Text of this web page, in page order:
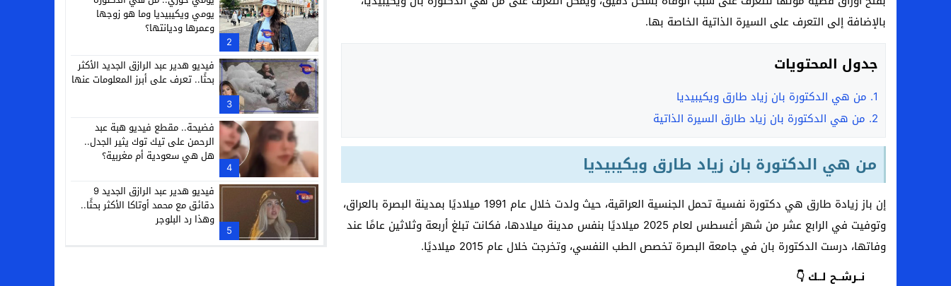
سامو كوستا في معسكر النصر السعودي.. هل انتهت أزمة العالمي المالية؟
من هي لوز مينديز زوجة إبراهيم دياز بعد خطفها للأنظار؟
الموصل العراقي يعلن ضم المهاجم يوسف أسامة نبيه
بالإضافة إلى التعرف على السيرة الذاتية الخاصة بها.
جدول المحتويات
1. من هي الدكتورة بان زياد طارق ويكيبيديا
2. من هي الدكتورة بان زياد طارق السيرة الذاتية
من هي الدكتورة بان زياد طارق ويكيبيديا
إن باز زيادة طارق هي دكتورة نفسية تحمل الجنسية العراقية، حيث ولدت خلال عام 1991 ميلاديًا بمدينة البصرة بالعراق،
وتوفيت في الرابع عشر من شهر أغسطس لعام 2025 ميلاديًا بنفس مدينة ميلادها، فكانت تبلغ أربعة وثلاثين عامًا عند
وفاتها، درست الدكتورة بان في جامعة البصرة تخصص الطب النفسي، وتخرجت خلال عام 2015 ميلاديًا.
نــرشــح لــك 👇
2
يومي ويكيبيديا وما هو زوجها
وعمرها وديانتها؟
3
فيديو هدير عبد الرازق الجديد الأكثر
بحثًا.. تعرف على أبرز المعلومات عنها
4
فضيحة.. مقطع فيديو هبة عبد
الرحمن على تيك توك يثير الجدل..
هل هي سعودية أم مغربية؟
5
فيديو هدير عبد الرازق الجديد 9
دقائق مع محمد أوتاكا الأكثر بحثًا..
وهذا رد البلوجر